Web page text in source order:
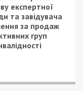
та вміння
допомогу
біди. А гра
київських
байдужість до
є для нього